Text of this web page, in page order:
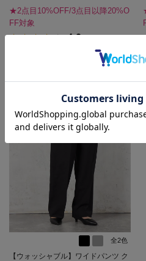
★2点目10%OFF/3点目以降20%O
FF対象
4.0
全2色
【ウォッシャブル】ワイドパンツ ク